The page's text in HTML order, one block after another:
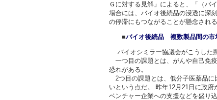
Ｇに対する見解」によると、「（バ
場合には、バイオ後続品の浸透に深
の停滞にもつながることが懸念される
■バイオ後続品 複数製品間の市
バイオシミラー協議会がこうした
一つ目の課題とは、がんや自己免
恐れがある。
2つ目の課題とは、低分子医薬品に
いという点だ。 昨年12月21日に政
ベンチャー企業への支援などを盛り込